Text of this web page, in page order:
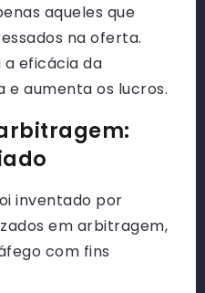
aqueles que
na oferta.
eficácia da
aumenta os lucros.
inventado por
em arbitragem,
com fins